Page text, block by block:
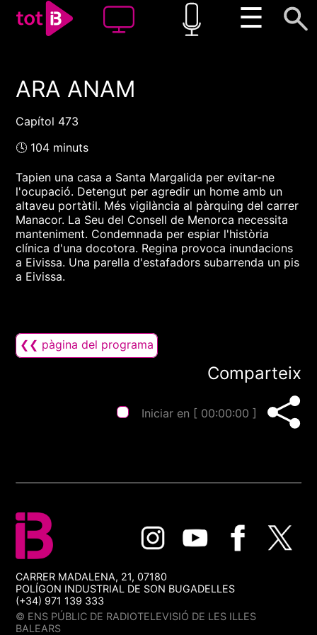
☰
00:00 00:00
ARA ANAM
Capítol 473
🕓 104 minuts
Tapien una casa a Santa Margalida per evitar-ne
l'ocupació. Detengut per agredir un home amb un
altaveu portàtil. Més vigilància al pàrquing del carrer
Manacor. La Seu del Consell de Menorca necessita
manteniment. Condemnada per espiar l'història
clínica d'una docotora. Regina provoca inundacions
a Eivissa. Una parella d'estafadors subarrenda un pis
a Eivissa.
❮❮ pàgina del programa
Comparteix
Iniciar en [ 00:00:00 ]
CARRER MADALENA, 21, 07180
POLÍGON INDUSTRIAL DE SON BUGADELLES
(+34) 971 139 333
© ENS PÚBLIC DE RADIOTELEVISIÓ DE LES ILLES
BALEARS